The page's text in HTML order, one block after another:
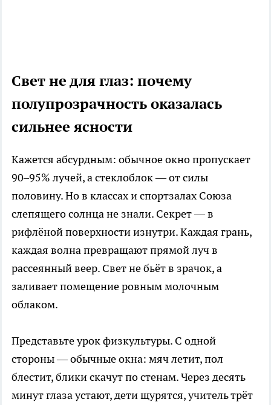
Свет не для глаз: почему
полупрозрачность оказалась
сильнее ясности
Кажется абсурдным: обычное окно пропускает
90–95% лучей, а стеклоблок — от силы
половину. Но в классах и спортзалах Союза
слепящего солнца не знали. Секрет — в
рифлёной поверхности изнутри. Каждая грань,
каждая волна превращают прямой луч в
рассеянный веер. Свет не бьёт в зрачок, а
заливает помещение ровным молочным
облаком.
Представьте урок физкультуры. С одной
стороны — обычные окна: мяч летит, пол
блестит, блики скачут по стенам. Через десять
минут глаза устают, дети щурятся, учитель трёт